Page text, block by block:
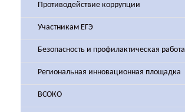
Противодействие коррупции
Участникам ЕГЭ
Безопасность и профилактическая работа
Региональная инновационная площадка
ВСОКО